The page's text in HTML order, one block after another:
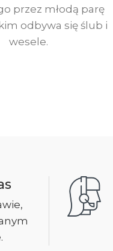
przez młodą parę
odbywa się ślub i
wesele.